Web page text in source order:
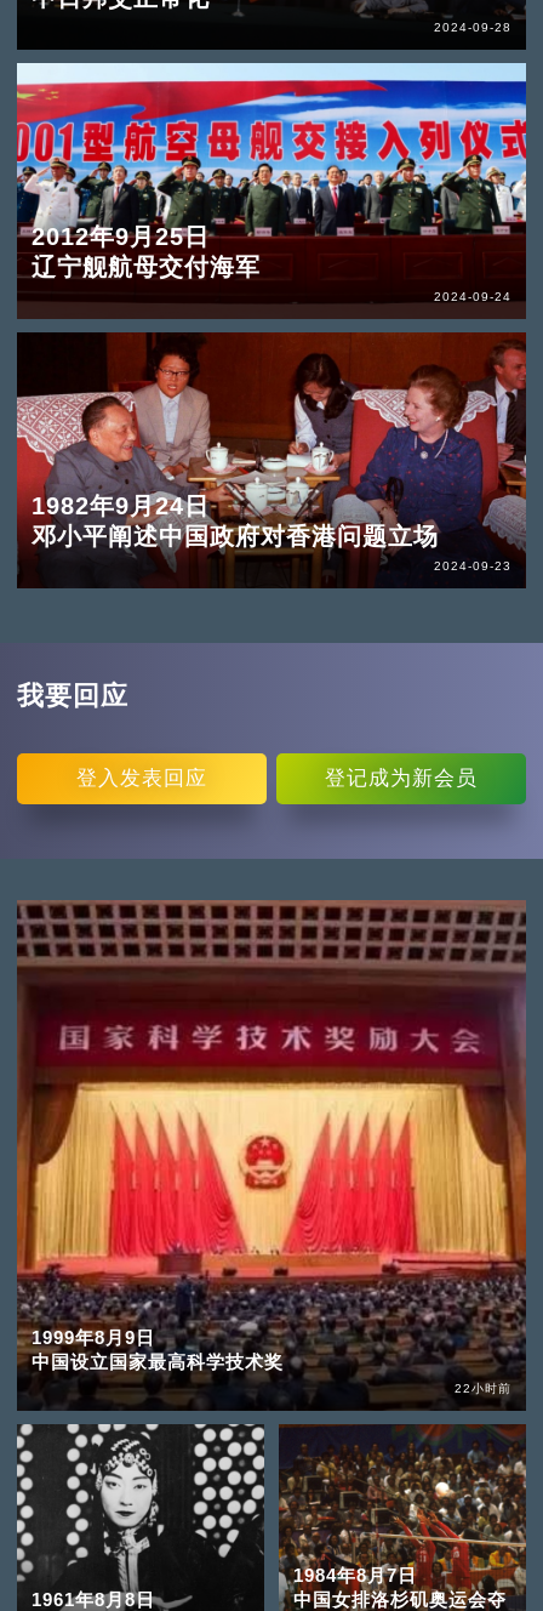
2024-09-28
2012年9月25日
辽宁舰航母交付海军
2024-09-24
1982年9月24日
邓小平阐述中国政府对香港问题立场
2024-09-23
我要回应
登入 发表回应 登记成为新会员
1999年8月9日
中国设立国家最高科学技术奖
22小时前
1961年8月8日
1984年8月7日
中国女排洛杉矶奥运会夺